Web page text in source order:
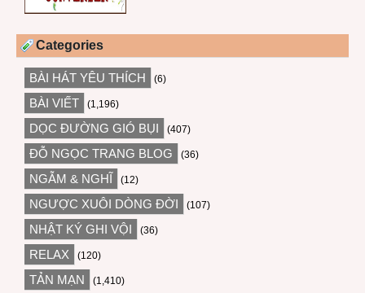
Categories
BÀI HÁT YÊU THÍCH (6)
BÀI VIẾT (1,196)
DỌC ĐƯỜNG GIÓ BỤI (407)
ĐỖ NGỌC TRANG BLOG (36)
NGẪM & NGHĨ (12)
NGƯỢC XUÔI DÒNG ĐỜI (107)
NHẬT KÝ GHI VỘI (36)
RELAX (120)
TẢN MẠN (1,410)